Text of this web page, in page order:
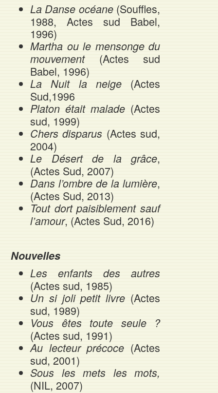
La Danse océane(Souffles,
1988, Actes sud Babel,
1996)
Martha ou le mensonge du
mouvement (Actes sud
Babel, 1996)
La Nuit la neige(Actes
Sud,1996
Platon était malade (Actes
sud, 1999)
Chers disparus (Actes sud,
2004)
Le Désert de la grâce,
(Actes Sud, 2007)
Dans l’ombre de la lumière,
(Actes Sud, 2013)
Tout dort paisiblement sauf
l’amour, (Actes Sud, 2016)
Nouvelles
Les enfants des autres
(Actes sud, 1985)
Un si joli petit livre (Actes
sud, 1989)
Vous êtes toute seule ?
(Actes sud, 1991)
Au lecteur précoce (Actes
sud, 2001)
Sous les mets les mots,
(NIL, 2007)